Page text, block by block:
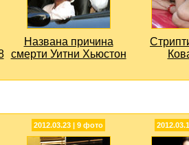
Названа причина
смерти Уитни Хьюстон
2012.03.23 | 9 фото